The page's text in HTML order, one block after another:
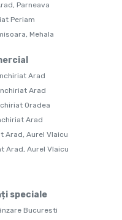
Parneava
Periam
Mehala
Arad
Arad
Oradea
Arad
Arad, Aurel Vlaicu
Arad, Aurel Vlaicu
speciale
Bucuresti